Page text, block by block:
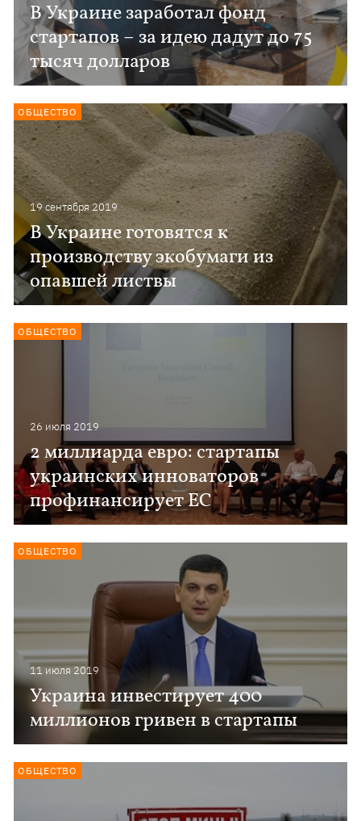
В Украине заработал фонд
стартапов – за идею дадут до 75
тысяч долларов
19 сентября 2019
В Украине готовятся к
производству экобумаги из
опавшей листвы
ОБЩЕСТВО
26 июля 2019
2 миллиарда евро: стартапы
украинских инноваторов
профинансирует ЕС
ОБЩЕСТВО
11 июля 2019
Украина инвестирует 400
миллионов гривен в стартапы
ОБЩЕСТВО
ОБЩЕСТВО